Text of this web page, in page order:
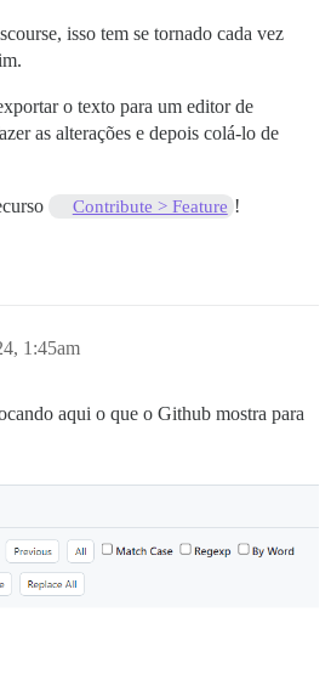
isso tem se tornado cada vez
o texto para um editor de
as alterações e depois colá-lo de
Contribute > Feature !
1:45am
aqui o que o Github mostra para